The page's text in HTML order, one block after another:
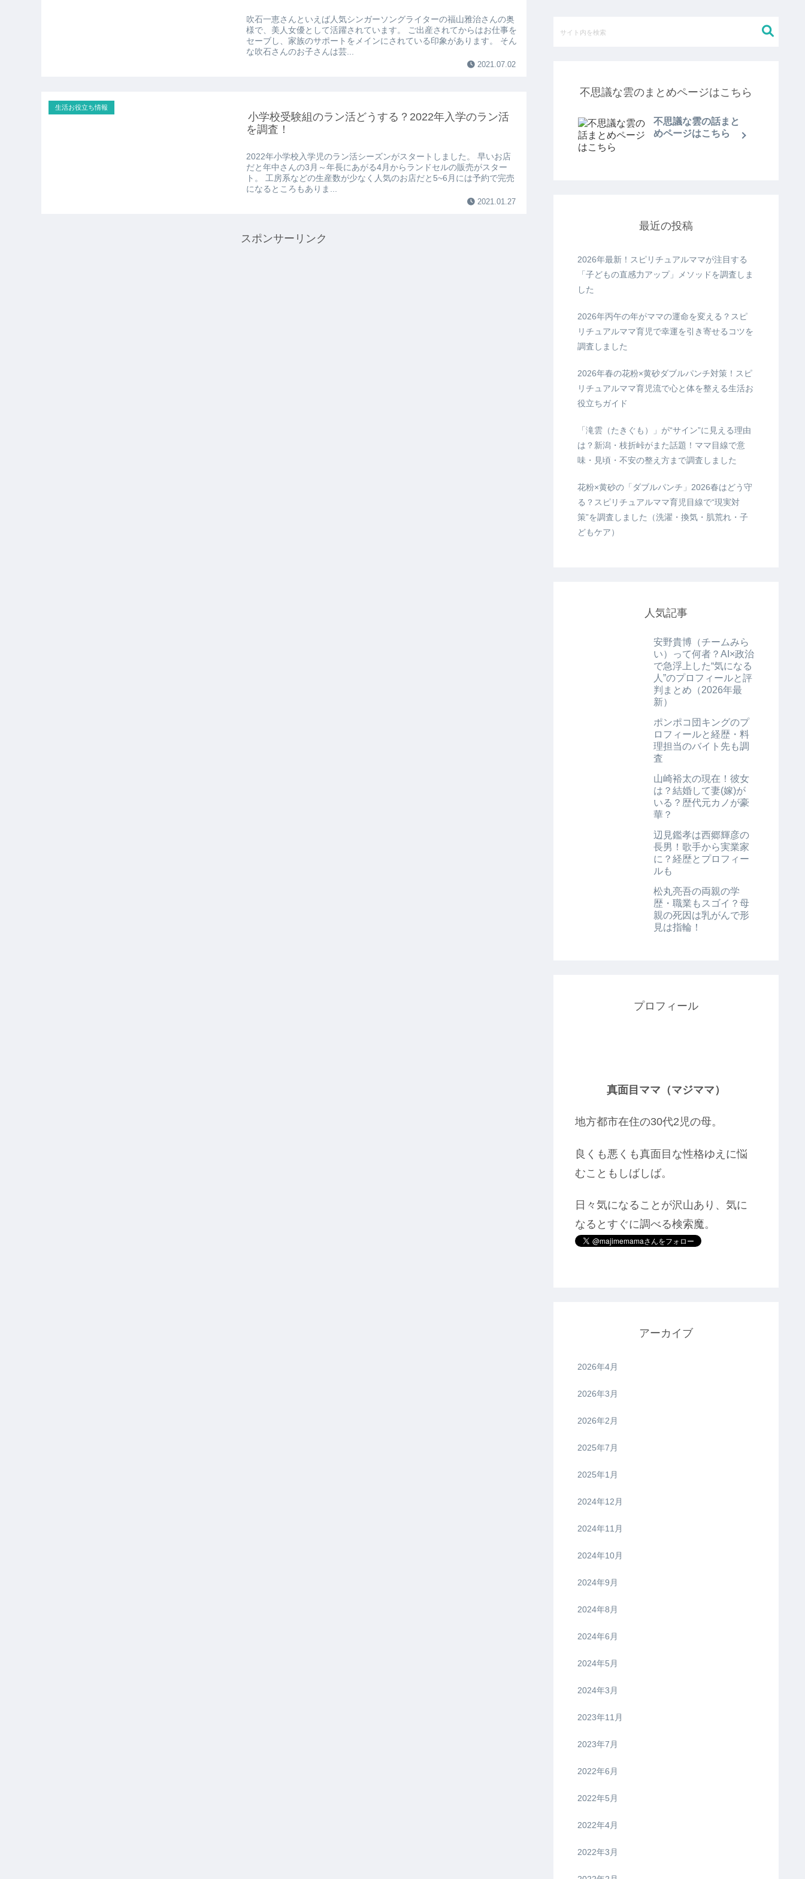
吹石一恵さんといえば人気シンガーソングライターの福山雅治さんの奥
様で、美人女優として活躍されています。 ご出産されてからはお仕事を
セーブし、家族のサポートをメインにされている印象があります。 そん
な吹石さんのお子さんは芸...
2021.07.02
生活お役立ち情報
小学校受験組のラン活どうする？2022年入学のラン活
を調査！
2022年小学校入学児のラン活シーズンがスタートしました。 早いお店
だと年中さんの3月～年長にあがる4月からランドセルの販売がスター
ト。 工房系などの生産数が少なく人気のお店だと5~6月には予約で完売
になるところもありま...
2021.01.27
スポンサーリンク
不思議な雲のまとめページはこちら
不思議な雲の話まと
めページはこちら
最近の投稿
2026年最新！スピリチュアルママが注目する
「子どもの直感力アップ」メソッドを調査しま
した
2026年丙午の年がママの運命を変える？スピ
リチュアルママ育児で幸運を引き寄せるコツを
調査しました
2026年春の花粉×黄砂ダブルパンチ対策！スピ
リチュアルママ育児流で心と体を整える生活お
役立ちガイド
「滝雲（たきぐも）」が“サイン”に見える理由
は？新潟・枝折峠がまた話題！ママ目線で意
味・見頃・不安の整え方まで調査しました
花粉×黄砂の「ダブルパンチ」2026春はどう守
る？スピリチュアルママ育児目線で“現実対
策”を調査しました（洗濯・換気・肌荒れ・子
どもケア）
人気記事
安野貴博（チームみら
い）って何者？AI×政治
で急浮上した“気になる
人”のプロフィールと評
判まとめ（2026年最
新）
ポンポコ団キングのプ
ロフィールと経歴・料
理担当のバイト先も調
査
山崎裕太の現在！彼女
は？結婚して妻(嫁)が
いる？歴代元カノが豪
華？
辺見鑑孝は西郷輝彦の
長男！歌手から実業家
に？経歴とプロフィー
ルも
松丸亮吾の両親の学
歴・職業もスゴイ？母
親の死因は乳がんで形
見は指輪！
プロフィール
真面目ママ（マジママ）
地方都市在住の30代2児の母。
良くも悪くも真面目な性格ゆえに悩
むこともしばしば。
日々気になることが沢山あり、気に
なるとすぐに調べる検索魔。
アーカイブ
2026年4月
2026年3月
2026年2月
2025年7月
2025年1月
2024年12月
2024年11月
2024年10月
2024年9月
2024年8月
2024年6月
2024年5月
2024年3月
2023年11月
2023年7月
2022年6月
2022年5月
2022年4月
2022年3月